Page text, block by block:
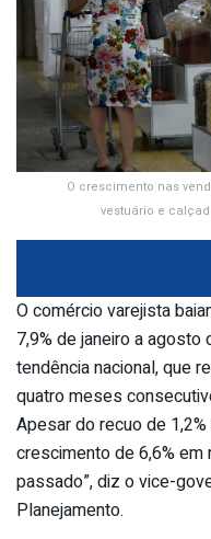
O crescimento nas
vestuário e
O comércio varejista
7,9% de janeiro a
tendência nacional, que
quatro meses
Apesar do recuo de
crescimento de 6,6%
passado”, diz o vice-
Planejamento.